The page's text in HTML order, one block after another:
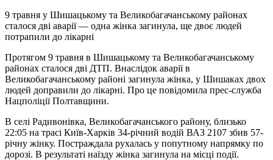
9 травня у Шишацькому та Великобагачанському районах
сталося дві аварії — одна жінка загинула, ще двоє людей
потрапили до лікарні
Протягом 9 травня в Шишацькому та Великобагачанському
районах сталося дві ДТП. Внаслідок аварії в
Великобагачанському районі загинула жінка, у Шишаках двох
людей доправили до лікарні. Про це повідомила прес-служба
Нацполіції Полтавщини.
В селі Радивонівка, Великобагачанського району, близько
22:05 на трасі Київ-Харків 34-річний водій ВАЗ 2107 збив 57-
річну жінку. Постраждала рухалась у попутному напрямку по
дорозі. В результаті наїзду жінка загинула на місці події.